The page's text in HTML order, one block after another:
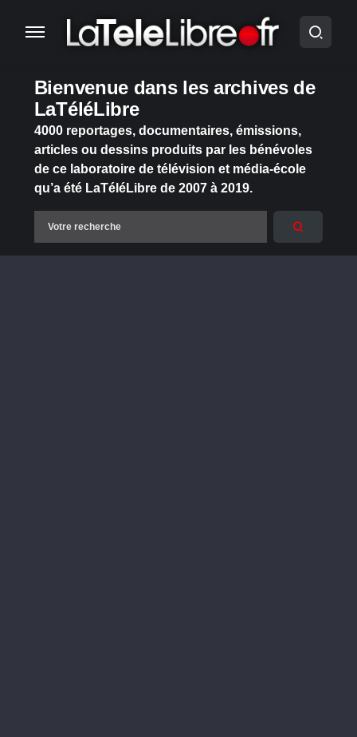
Bienvenue dans les archives de
LaTéléLibre
4000 reportages, documentaires, émissions,
articles ou dessins produits par les bénévoles
de ce laboratoire de télévision et média-école
qu’a été LaTéléLibre de 2007 à 2019.